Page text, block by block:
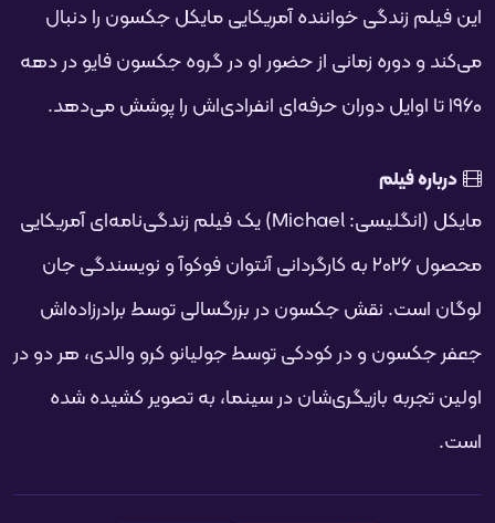
این فیلم زندگی خواننده آمریکایی مایکل جکسون را دنبال
می‌کند و دوره زمانی از حضور او در گروه جکسون فایو در دهه
۱۹۶۰ تا اوایل دوران حرفه‌ای انفرادی‌اش را پوشش می‌دهد.
درباره فیلم
مایکل (انگلیسی: Michael) یک فیلم زندگی‌نامه‌ای آمریکایی
محصول ۲۰۲۶ به کارگردانی آنتوان فوکوآ و نویسندگی جان
لوگان است. نقش جکسون در بزرگسالی توسط برادرزاده‌اش
جعفر جکسون و در کودکی توسط جولیانو کرو والدی، هر دو در
اولین تجربه بازیگری‌شان در سینما، به تصویر کشیده شده
است.